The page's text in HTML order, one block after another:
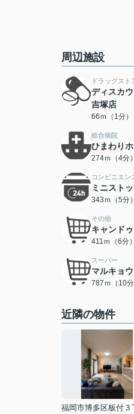
周辺施設
ドラッグスト
ディスカ
吉塚店
66ｍ（1分）
総合病院
ひまわり
274ｍ（4分）
コンビニエン
ミニスト
343ｍ（5分）
その他
キャンド
411ｍ（6分）
スーパー
マルキョ
787ｍ（10分
近隣の物件
福岡市博多区板付３